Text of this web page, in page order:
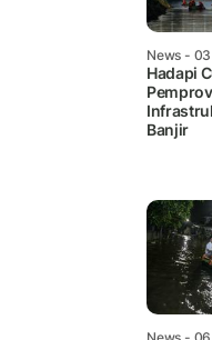
News - 03
Hadapi
Banjir